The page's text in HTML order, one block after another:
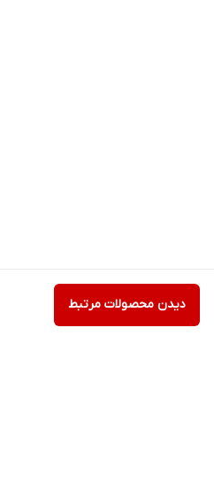
دیدن محصولات مرتبط